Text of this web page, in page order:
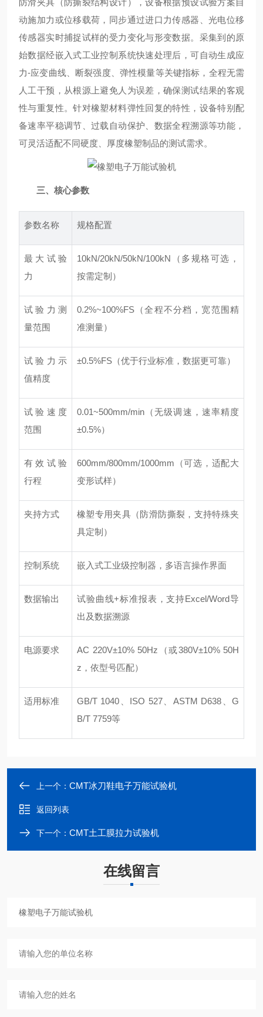
防滑夹具（防撕裂结构设计），设备根据预设试验方案自
动施加力或位移载荷，同步通过进口力传感器、光电位移
传感器实时捕捉试样的受力变化与形变数据。采集到的原
始数据经嵌入式工业控制系统快速处理后，可自动生成应
力-应变曲线、断裂强度、弹性模量等关键指标，全程无需
人工干预，从根源上避免人为误差，确保测试结果的客观
性与重复性。针对橡塑材料弹性回复的特性，设备特别配
备速率平稳调节、过载自动保护、数据全程溯源等功能，
可灵活适配不同硬度、厚度橡塑制品的测试需求。
三、核心参数
参数名称 规格配置
最大试验
力
10kN/20kN/50kN/100kN（多规格可选，
按需定制）
试验力测
量范围
0.2%~100%FS（全程不分档，宽范围精
准测量）
试验力示
值精度
±0.5%FS（优于行业标准，数据更可靠）
试验速度
范围
0.01~500mm/min（无级调速，速率精度
±0.5%）
有效试验
行程
600mm/800mm/1000mm（可选，适配大
变形试样）
夹持方式
橡塑专用夹具（防滑防撕裂，支持特殊夹
具定制）
控制系统 嵌入式工业级控制器，多语言操作界面
数据输出
试验曲线+标准报表，支持Excel/Word导
出及数据溯源
电源要求
AC 220V±10% 50Hz（或380V±10% 50H
z，依型号匹配）
适用标准
GB/T 1040、ISO 527、ASTM D638、G
B/T 7759等
上一个： CMT冰刀鞋电子万能试验机
返回列表
下一个： CMT土工膜拉力试验机
在线留言